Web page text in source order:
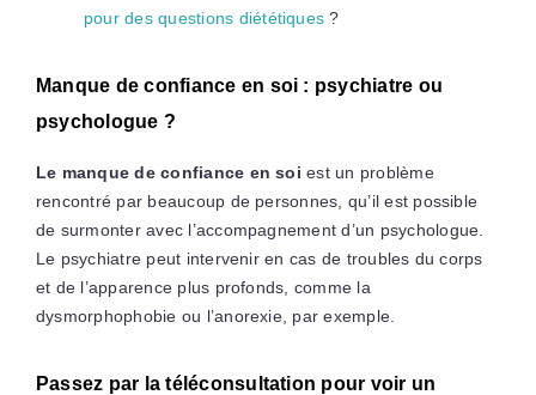
pour des questions diététiques ?
Manque de confiance en soi : psychiatre ou
psychologue ?
Le manque de confiance en soi est un problème
rencontré par beaucoup de personnes, qu’il est possible
de surmonter avec l’accompagnement d’un psychologue.
Le psychiatre peut intervenir en cas de troubles du corps
et de l’apparence plus profonds, comme la
dysmorphophobie ou l’anorexie, par exemple.
Passez par la téléconsultation pour voir un